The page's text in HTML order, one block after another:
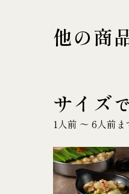
他の商
サイズ
1人前 〜 6人前